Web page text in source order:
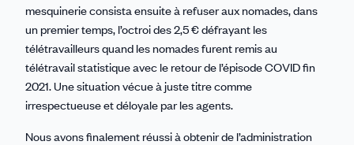
mesquinerie consista ensuite à refuser aux nomades, dans
un premier temps, l’octroi des 2,5 € défrayant les
télétravailleurs quand les nomades furent remis au
télétravail statistique avec le retour de l’épisode COVID fin
2021. Une situation vécue à juste titre comme
irrespectueuse et déloyale par les agents.
Nous avons finalement réussi à obtenir de l’administration